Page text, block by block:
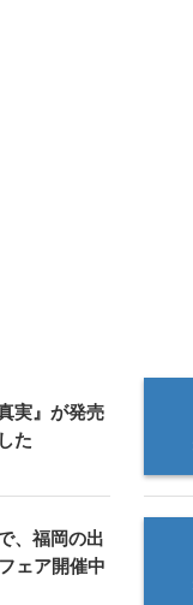
実』が発売
た
、福岡の出
ェア開催中